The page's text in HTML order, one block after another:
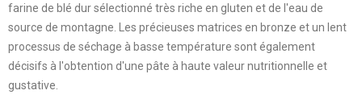
farine de blé dur sélectionné très riche en gluten et de l'eau de
source de montagne. Les précieuses matrices en bronze et un lent
processus de séchage à basse température sont également
décisifs à l'obtention d'une pâte à haute valeur nutritionnelle et
gustative.